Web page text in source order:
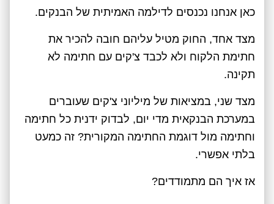
כאן אנחנו נכנסים לדילמה האמיתית של הבנקים.
מצד אחד, החוק מטיל עליהם חובה להכיר את
חתימת הלקוח ולא לכבד צ'קים עם חתימה לא
תקינה.
מצד שני, במציאות של מיליוני צ'קים שעוברים
במערכת הבנקאית מדי יום, לבדוק ידנית כל חתימה
וחתימה מול דוגמת החתימה המקורית? זה כמעט
בלתי אפשרי.
אז איך הם מתמודדים?